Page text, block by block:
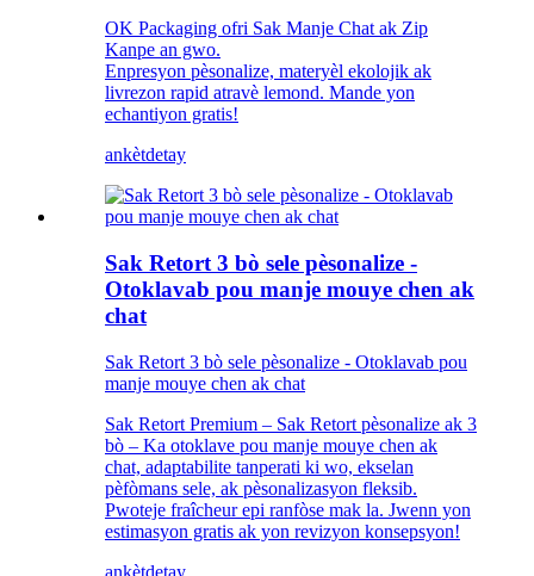
OK Packaging ofri Sak Manje Chat ak Zip
Kanpe an gwo.
Enpresyon pèsonalize, materyèl ekolojik ak
livrezon rapid atravè lemond. Mande yon
echantiyon gratis!
ankètdetay
Sak Retort 3 bò sele pèsonalize -
Otoklavab pou manje mouye chen ak
chat
Sak Retort 3 bò sele pèsonalize - Otoklavab pou
manje mouye chen ak chat
Sak Retort Premium – Sak Retort pèsonalize ak 3
bò – Ka otoklave pou manje mouye chen ak
chat, adaptabilite tanperati ki wo, ekselan
pèfòmans sele, ak pèsonalizasyon fleksib.
Pwoteje fraîcheur epi ranfòse mak la. Jwenn yon
estimasyon gratis ak yon revizyon konsepsyon!
ankètdetay